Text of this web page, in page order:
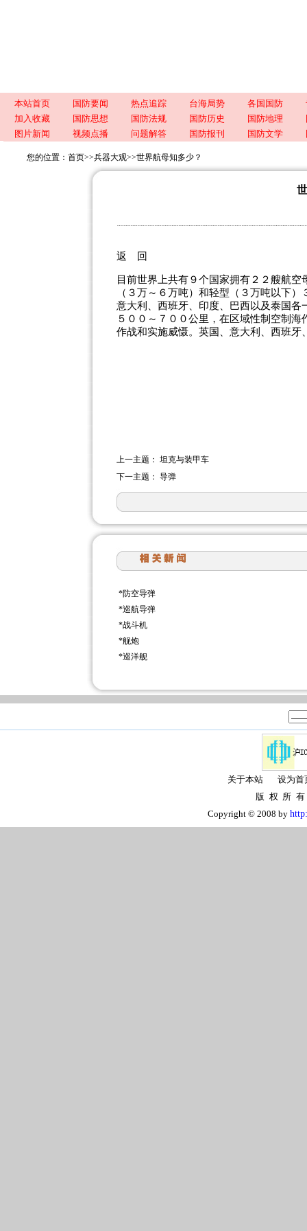
本站首页 国防要闻 热点追踪 台海局势 各国国防
加入收藏
国防思想 国防法规 国防历史 国防地理
图片新闻
视频点播 问题解答 国防报刊 国防文学
您的位置： 首页>>兵器大观>>世界航母知多少？
返 回
目前世界上共有９个国家拥有２２艘航
（３万～６万吨）和轻型（３万吨以下
意大利、西班牙、印度、巴西以及泰国
５００～７００公里，在区域性制空制
作战和实施威慑。英国、意大利、西班
上一主题： 坦克与装甲车
下一主题： 导弹
*防空导弹
*巡航导弹
*战斗机
*舰炮
*巡洋舰